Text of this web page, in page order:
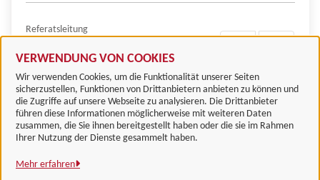
VERWENDUNG VON COOKIES
Wir verwenden Cookies, um die Funktionalität unserer Seiten
sicherzustellen, Funktionen von Drittanbietern anbieten zu können und
die Zugriffe auf unsere Webseite zu analysieren. Die Drittanbieter
führen diese Informationen möglicherweise mit weiteren Daten
zusammen, die Sie ihnen bereitgestellt haben oder die sie im Rahmen
Ihrer Nutzung der Dienste gesammelt haben.
Mehr erfahren
Referatsleitung
Landkreis Göttingen
Alle Rechte vorbehalten